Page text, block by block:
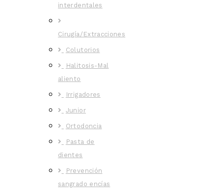
interdentales
Cirugía/Extracciones
Colutorios
Halitosis-Mal
aliento
Irrigadores
Junior
Ortodoncia
Pasta de
dientes
Prevención
sangrado encías